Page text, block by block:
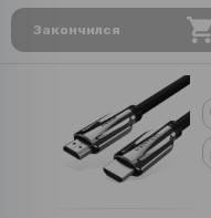
Закончился